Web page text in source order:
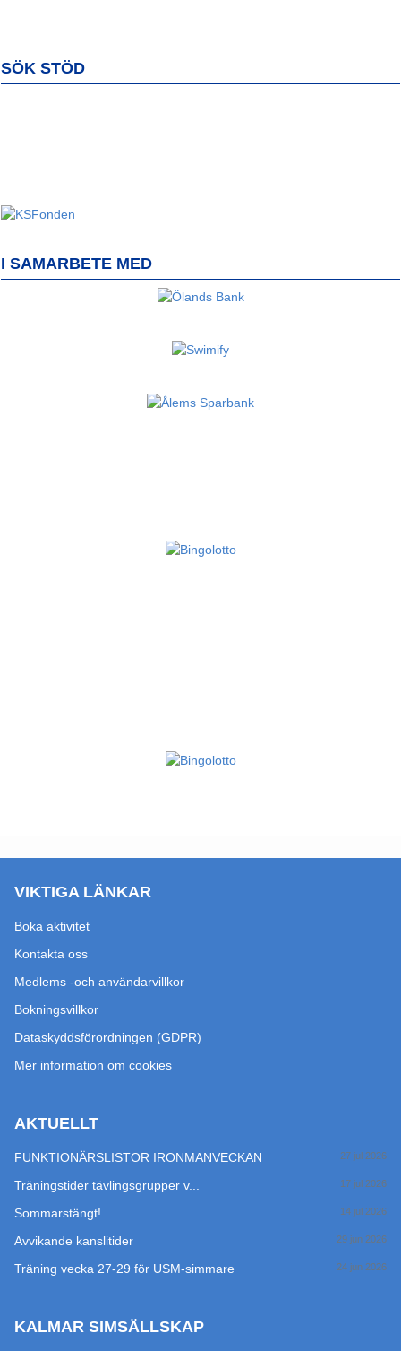
SÖK STÖD
I SAMARBETE MED
VIKTIGA LÄNKAR
Boka aktivitet
Kontakta oss
Medlems -och användarvillkor
Bokningsvillkor
Dataskyddsförordningen (GDPR)
Mer information om cookies
AKTUELLT
FUNKTIONÄRSLISTOR IRONMANVECKAN 27 jul 2026
Träningstider tävlingsgrupper v... 17 jul 2026
Sommarstängt! 14 jul 2026
Avvikande kanslitider 29 jun 2026
Träning vecka 27-29 för USM-simmare 24 jun 2026
KALMAR SIMSÄLLSKAP